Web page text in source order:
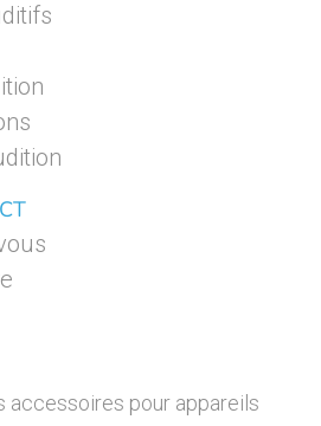
accessoires pour appareils